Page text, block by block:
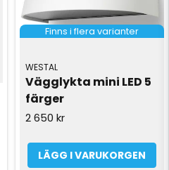
Finns i flera varianter
WESTAL
Vägglykta mini LED 5
färger
2 650 kr
LÄGG I VARUKORGEN